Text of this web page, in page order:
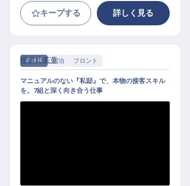
キープする 詳しく見る
正社員 宿泊 フロント
櫻湯 山茱萸
マニュアルのない『私邸』で、本物の接客スキル
を。7組と深く向き合う仕事